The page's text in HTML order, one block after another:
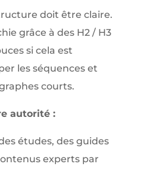
doit être claire.
grâce à des H2 / H3
si cela est
les séquences et
courts.
autorité :
études, des guides
experts par